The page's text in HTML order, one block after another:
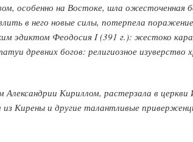
особенно на Востоке, шла
в него новые силы, потерпела
эдиктом Феодосия I (391 г.): жестоко
древних богов: религиозное
Кириллом, растерзала в
Кирены и другие талантливые